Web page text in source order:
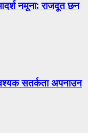
नमूना: राजदूत छन
सतर्कता अपनाउन